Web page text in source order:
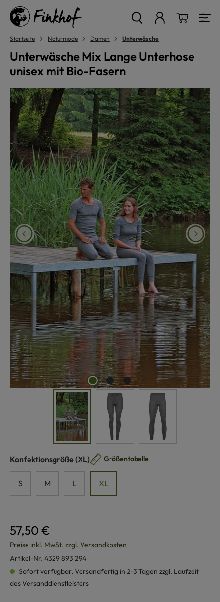
springen
Startseite Naturmode Damen Unterwäsche
Unterwäsche Mix Lange Unterhose
unisex mit Bio-Fasern
Bildergalerie überspringen
Konfektionsgröße auswählen
(XL) Größentabelle
S M L XL
57,50 €
Preise inkl. MwSt. zzgl. Versandkosten
Artikel-Nr. 4329 893 294
Sofort verfügbar, Versandfertig in 2-3 Tagen zzgl. Laufzeit
des Versanddienstleisters